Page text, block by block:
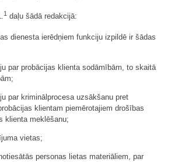
1 daļu šādā redakcijā:
dienesta ierēdņiem funkciju izpildē ir šādas
par probācijas klienta sodāmībām, to skaitā
par kriminālprocesa uzsākšanu pret
klientam piemērotajiem drošības
klienta meklēšanu;
vietas;
personas lietas materiāliem, par